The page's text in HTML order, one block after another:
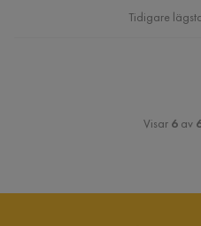
Tidigare
Visar 6av